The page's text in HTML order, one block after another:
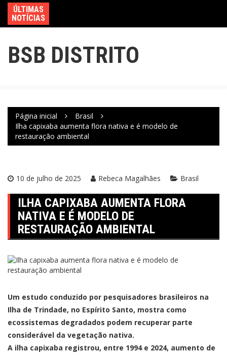
ÚLTIMAS
NOTÍCIAS
BSB DISTRITO
Página inicial
Brasil
Ilha capixaba aumenta flora nativa e é modelo de
restauração ambiental
10 de julho de 2025 Rebeca Magalhães Brasil
ILHA CAPIXABA AUMENTA FLORA
NATIVA E É MODELO DE
RESTAURAÇÃO AMBIENTAL
Um estudo conduzido por pesquisadores brasileiros na
Ilha de Trindade, no Espírito Santo, mostra como
ecossistemas degradados podem recuperar parte
considerável da vegetação nativa.
A ilha capixaba registrou, entre 1994 e 2024, aumento de